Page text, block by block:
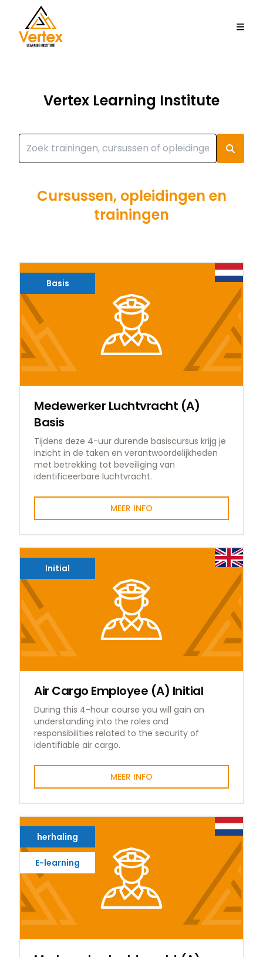
Vertex Learning Institute
Cursussen, opleidingen en
trainingen
Basis
Medewerker Luchtvracht (A)
Basis
Tijdens deze 4-uur durende basiscursus krijg je
inzicht in de taken en verantwoordelijkheden
met betrekking tot beveiliging van
identificeerbare luchtvracht.
MEER INFO
Initial
Air Cargo Employee (A) Initial
During this 4-hour course you will gain an
understanding into the roles and
responsibilities related to the security of
identifiable air cargo.
MEER INFO
herhaling
E-learning